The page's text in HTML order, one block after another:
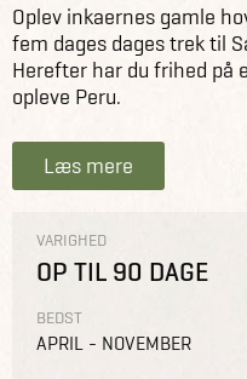
Oplev inkaernes gamle
fem dages dages trek til
Herefter har du frihed på
opleve Peru.
Læs mere
VARIGHED
OP TIL 90 DAGE
BEDST
APRIL - NOVEMBER